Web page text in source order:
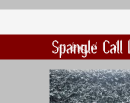
Spangle Call